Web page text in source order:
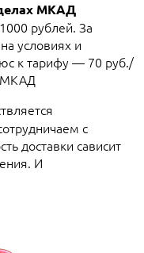
МКАД
рублей. За
условиях и
к тарифу — 70 руб./
МКАД
с
доставки сависит
И